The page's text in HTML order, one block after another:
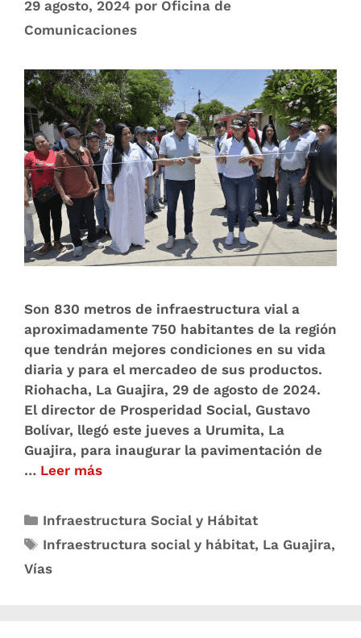
29 agosto, 2024 por Oficina de
Comunicaciones
Son 830 metros de infraestructura vial a
aproximadamente 750 habitantes de la región
que tendrán mejores condiciones en su vida
diaria y para el mercadeo de sus productos.
Riohacha, La Guajira, 29 de agosto de 2024.
El director de Prosperidad Social, Gustavo
Bolívar, llegó este jueves a Urumita, La
Guajira, para inaugurar la pavimentación de
… Leer más
Infraestructura Social y Hábitat
Infraestructura social y hábitat, La Guajira,
Vías